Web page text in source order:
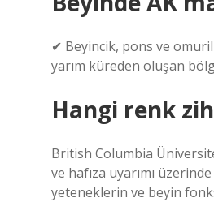
✔ Beyincik, pons ve
yarım küreden oluşan
Hangi renk
British Columbia
ve hafıza uyarımı
yeteneklerin ve beyin